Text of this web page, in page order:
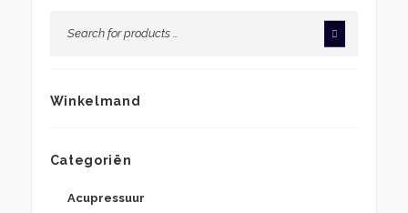
Winkelmand
Categoriën
Acupressuur